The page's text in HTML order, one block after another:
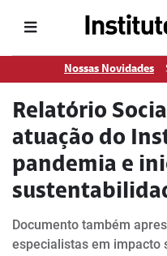
Nossas Novidades
Relatório
atuação do
pandemia e
Documento também
especialistas em impacto